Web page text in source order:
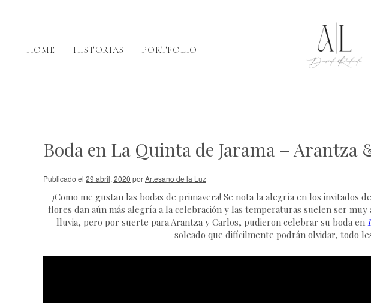
HOME HISTORIAS PORTFOLIO
Boda en La Quinta de Jarama – Arantza
Publicado el 29 abril, 2020 porArtesano de la Luz
¡Como me gustan las bodas de primavera! Se nota la alegría en los invitados
flores dan aún más alegría a la celebración y las temperaturas suelen ser muy
lluvia, pero por suerte para Arantza y Carlos, pudieron celebrar su boda en
soleado que difícilmente podrán olvidar, todo